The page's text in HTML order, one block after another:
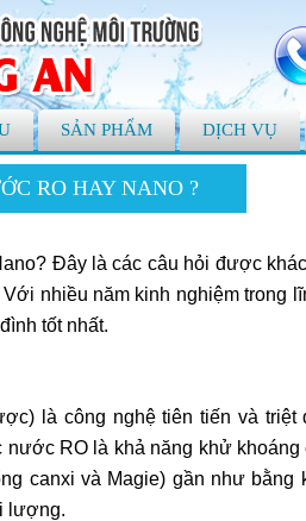
SẢN PHẨM DỊCH VỤ
RO HAY NANO ?
Đây là các câu hỏi được
Với nhiều năm kinh nghiệm trong
tốt nhất.
là công nghệ tiên tiến và
nước RO là khả năng khử
canxi và Magie) gần như
lượng.